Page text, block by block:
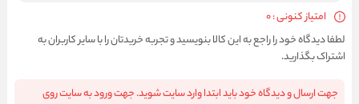
امتیاز کنونی : 0
لطفا دیدگاه خود را راجع به این کالا بنویسید و تجربه خریدتان را با سایر کاربران به
اشتراک بگذارید.
جهت ارسال و دیدگاه خود باید ابتدا وارد سایت شوید. جهت ورود به سایت روی